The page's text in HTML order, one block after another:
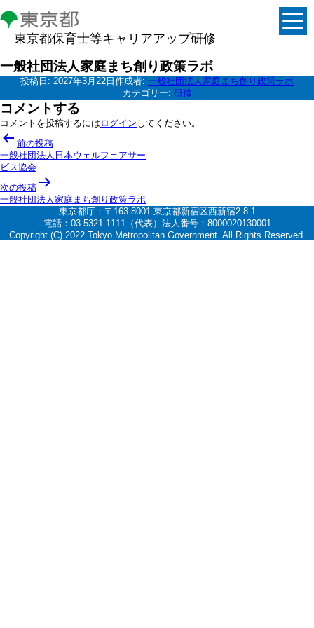
東京都保育士等キャリアアップ研修
一般社団法人家庭まち創り政策ラボ
投稿日: 2027年3月22日 作成者: 一般社団法人家庭まち創り政策ラボ
カテゴリー: 研修
コメントする
コメントを投稿するには ログイン してください。
投
稿
ナ
ビ
ゲ
ー
前の投稿
一般社団法人日本ウェルフェアサー
ビス協会
次の投稿
一般社団法人家庭まち創り政策ラボ
東京都庁：〒163-8001 東京都新宿区西新宿2-8-1
電話：03-5321-1111（代表）法人番号：8000020130001
Copyright (C) 2022 Tokyo Metropolitan Government. All Rights Reserved.